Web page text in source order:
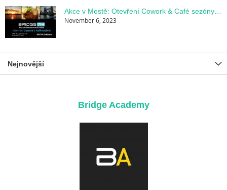
November 6, 2023
Nejnovější
Bridge Academy